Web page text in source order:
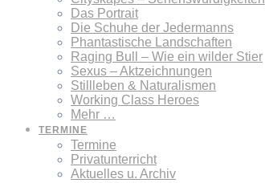
Das Portrait
Die Schuhe der Jedermanns
Phantastische Landschaften
Raging Bull – Wie ein wilder Stier
Sexus – Aktzeichnungen
Stillleben & Naturalismen
Working Class Heroes
Mehr …
TERMINE
Termine
Privatunterricht
Aktuelles u. Archiv